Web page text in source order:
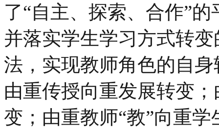
了“自主、探索、合作”
并落实学生学习方式转
法，实现教师角色的自
由重传授向重发展转变
变；由重教师“教”向重